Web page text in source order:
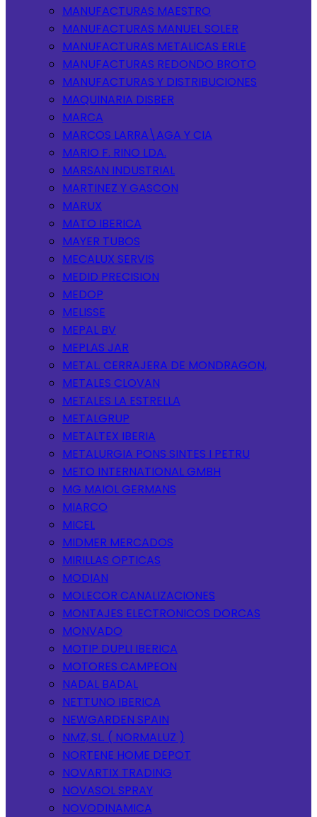
MANUFACTURAS MAESTRO
MANUFACTURAS MANUEL SOLER
MANUFACTURAS METALICAS ERLE
MANUFACTURAS REDONDO BROTO
MANUFACTURAS Y DISTRIBUCIONES
MAQUINARIA DISBER
MARCA
MARCOS LARRA\AGA Y CIA
MARIO F. RINO LDA.
MARSAN INDUSTRIAL
MARTINEZ Y GASCON
MARUX
MATO IBERICA
MAYER TUBOS
MECALUX SERVIS
MEDID PRECISION
MEDOP
MELISSE
MEPAL BV
MEPLAS JAR
METAL. CERRAJERA DE MONDRAGON,
METALES CLOVAN
METALES LA ESTRELLA
METALGRUP
METALTEX IBERIA
METALURGIA PONS SINTES I PETRU
METO INTERNATIONAL GMBH
MG MAIOL GERMANS
MIARCO
MICEL
MIDMER MERCADOS
MIRILLAS OPTICAS
MODIAN
MOLECOR CANALIZACIONES
MONTAJES ELECTRONICOS DORCAS
MONVADO
MOTIP DUPLI IBERICA
MOTORES CAMPEON
NADAL BADAL
NETTUNO IBERICA
NEWGARDEN SPAIN
NMZ, SL. ( NORMALUZ )
NORTENE HOME DEPOT
NOVARTIX TRADING
NOVASOL SPRAY
NOVODINAMICA